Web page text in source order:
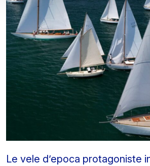
Le vele d’epoca protagoniste